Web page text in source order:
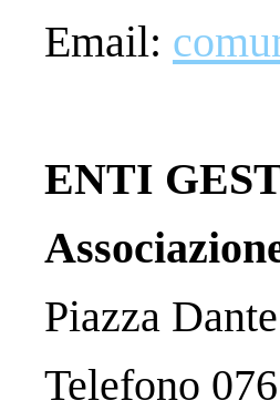
Email:
ENTI
Piazza
Telefono